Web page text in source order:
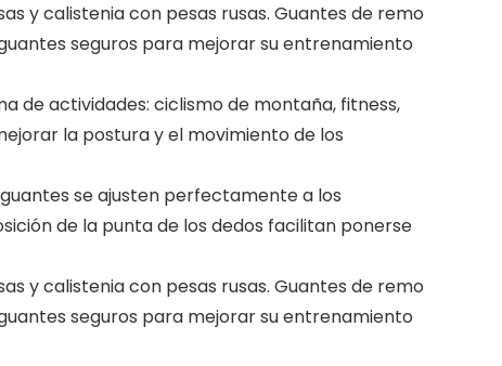
y calistenia con pesas rusas. Guantes de remo
seguros para mejorar su entrenamiento
de actividades: ciclismo de montaña, fitness,
la postura y el movimiento de los
se ajusten perfectamente a los
de la punta de los dedos facilitan ponerse
y calistenia con pesas rusas. Guantes de remo
seguros para mejorar su entrenamiento